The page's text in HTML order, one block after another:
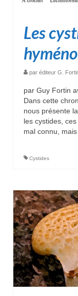
Les
par éditeur G.
par Guy Fortin
Dans cette
nous présente
les cystides,
mal connu,
Cystides